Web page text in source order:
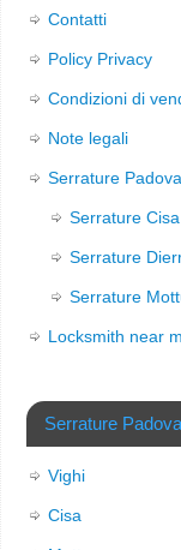
Contatti
Policy Privacy
Condizioni di
Note legali
Serrature Padova
Serrature Cisa
Serrature
Serrature
Locksmith near
Serrature Padova
Vighi
Cisa